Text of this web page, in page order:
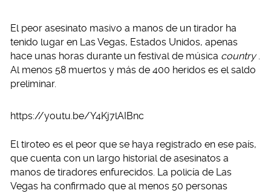
El peor asesinato masivo a manos de un tirador ha
tenido lugar en Las Vegas, Estados Unidos, apenas
hace unas horas durante un festival de música country .
Al menos 58 muertos y más de 400 heridos es el saldo
preliminar.
https://youtu.be/Y4Kj7lAIBnc
El tiroteo es el peor que se haya registrado en ese país,
que cuenta con un largo historial de asesinatos a
manos de tiradores enfurecidos. La policía de Las
Vegas ha confirmado que al menos 50 personas